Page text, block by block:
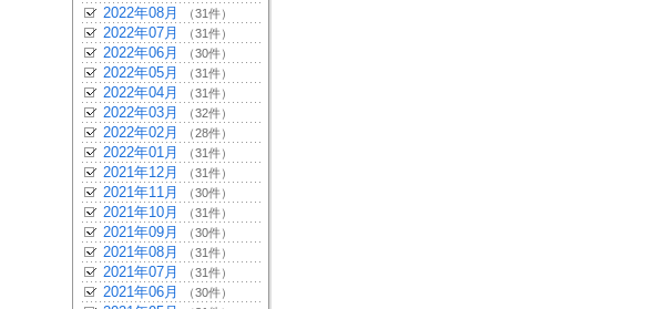
2022年08月 （31件）
2022年07月 （31件）
2022年06月 （30件）
2022年05月 （31件）
2022年04月 （31件）
2022年03月 （32件）
2022年02月 （28件）
2022年01月 （31件）
2021年12月 （31件）
2021年11月 （30件）
2021年10月 （31件）
2021年09月 （30件）
2021年08月 （31件）
2021年07月 （31件）
2021年06月 （30件）